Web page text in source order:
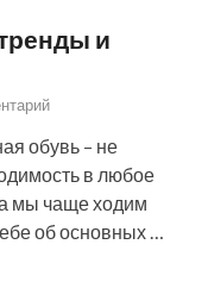
и
обувь – не
в любое
мы чаще ходим
об основных …